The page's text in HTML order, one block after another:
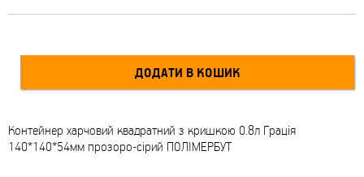
Контейнер харчовий квадратний з кришкою 0.8л Грація
140*140*54мм прозоро-сірий ПОЛІМЕРБУТ